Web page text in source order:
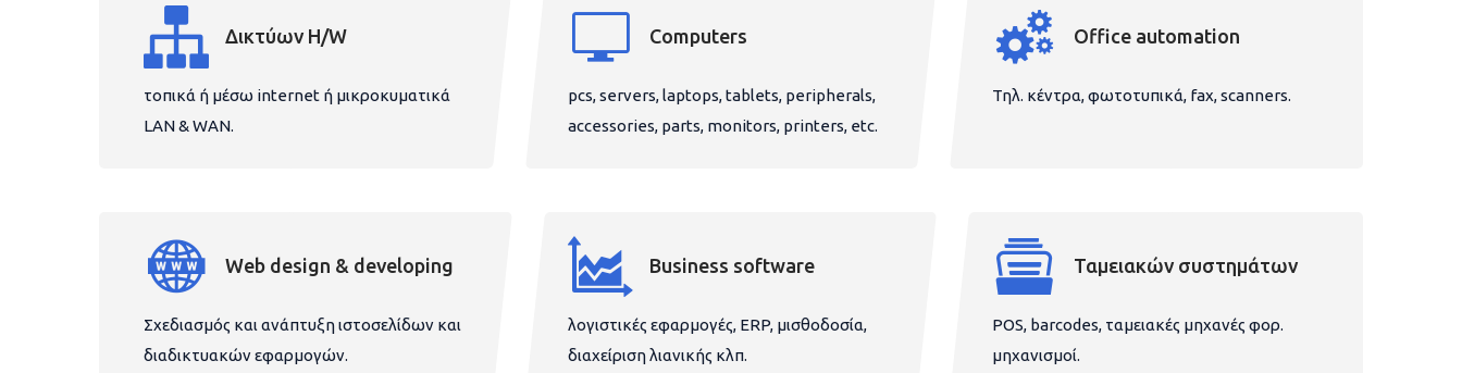
Δικτύων H/W
τοπικά ή μέσω internet ή μικροκυματικά
LAN & WAN.
Computers
pcs, servers, laptops, tablets, peripherals,
accessories, parts, monitors, printers, etc.
Office automation
Τηλ. κέντρα, φωτοτυπικά, fax, scanners.
Web design & developing
Σχεδιασμός και ανάπτυξη ιστοσελίδων και
διαδικτυακών εφαρμογών.
Business software
λογιστικές εφαρμογές, ERP, μισθοδοσία,
διαχείριση λιανικής κλπ.
Ταμειακών συστημάτων
POS, barcodes, ταμειακές μηχανές φορ.
μηχανισμοί.